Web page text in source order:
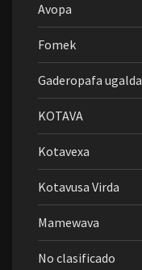
Avopa
Fomek
Gaderopafa ugalda
KOTAVA
Kotavexa
Kotavusa Virda
Mamewava
No clasificado